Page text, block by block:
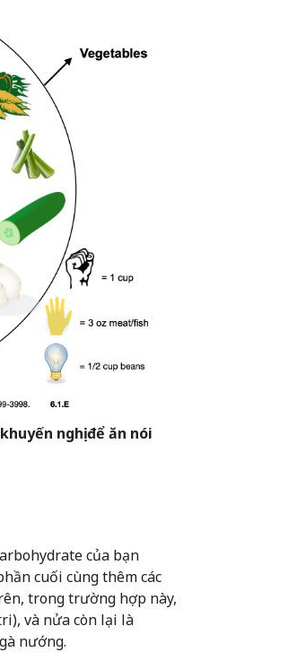
nghị để ăn nói
của bạn
cuối cùng thêm các
trong trường hợp này,
và nửa còn lại là
nướng.